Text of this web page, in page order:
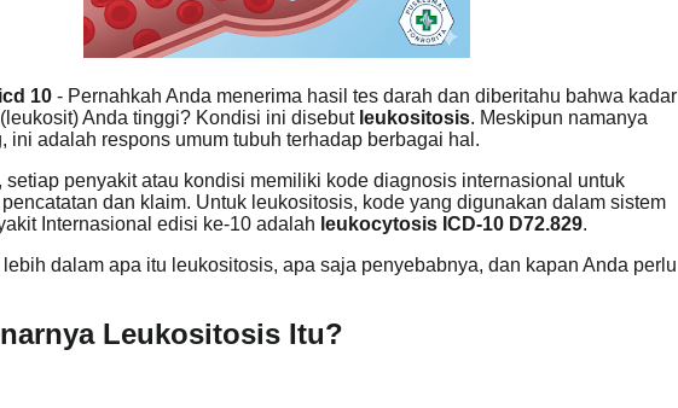
10 - Pernahkah Anda menerima hasil tes darah dan diberitahu bahwa kadar
Anda tinggi? Kondisi ini disebut leukositosis. Meskipun namanya
ini adalah respons umum tubuh terhadap berbagai hal.
setiap penyakit atau kondisi memiliki kode diagnosis internasional untuk
dan klaim. Untuk leukositosis, kode yang digunakan dalam sistem
Internasional edisi ke-10 adalah leukocytosis ICD-10 D72.829.
lebih dalam apa itu leukositosis, apa saja penyebabnya, dan kapan Anda perlu
Leukositosis Itu?